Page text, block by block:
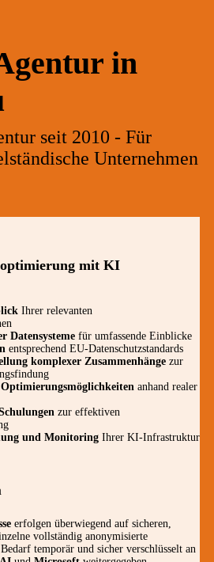
in
seit 2010 - Für
Unternehmen
mit KI
Ihrer relevanten
Datensysteme für umfassende Einblicke
entsprechend EU-Datenschutzstandards
komplexer Zusammenhänge zur
anhand realer
zur effektiven
und Monitoring Ihrer KI-Infrastruktur
erfolgen überwiegend auf sicheren,
vollständig anonymisierte
temporär und sicher verschlüsselt an